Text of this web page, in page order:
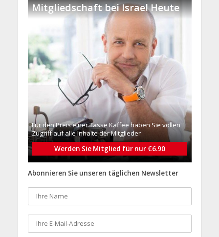
Mitgliedschaft bei Israel Heute
Für den Preis einer Tasse Kaffee haben Sie vollen
Zugriff auf alle Inhalte der Mitglieder
Werden Sie Mitglied für nur €6.90
Abonnieren Sie unseren täglichen Newsletter